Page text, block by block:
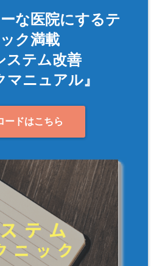
な医院にするテ
ク満載
ステム改善
ニュアル』
ードはこちら